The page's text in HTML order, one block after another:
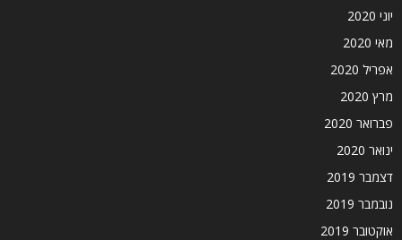
יוני 2020
מאי 2020
אפריל 2020
מרץ 2020
פברואר 2020
ינואר 2020
דצמבר 2019
נובמבר 2019
אוקטובר 2019